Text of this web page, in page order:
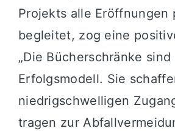
Projekts alle Eröffnungen
begleitet, zog eine
„Die Bücherschränke sind
Erfolgsmodell. Sie
niedrigschwelligen
tragen zur